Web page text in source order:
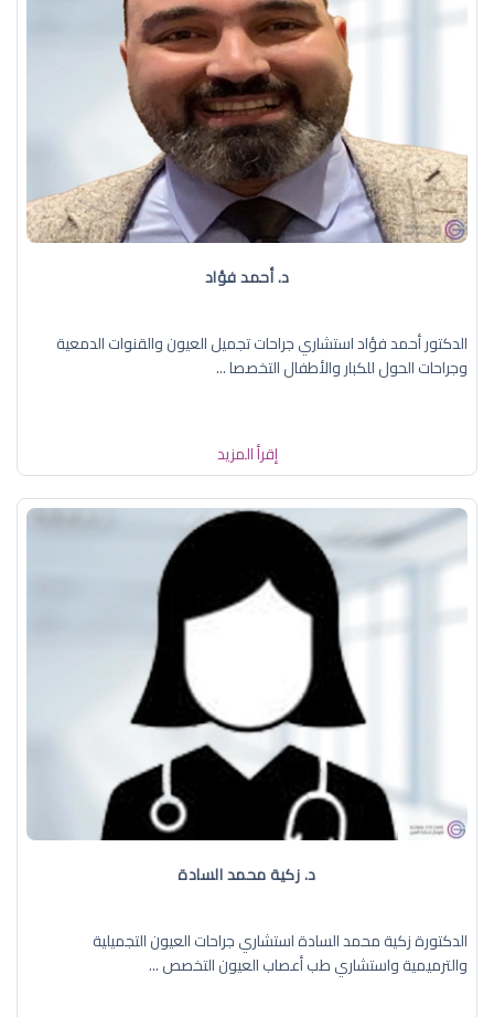
د. أحمد فؤاد
الدكتور أحمد فؤاد استشاري جراحات تجميل العيون والقنوات الدمعية
وجراحات الحول للكبار والأطفال التخصصا ...
إقرأ المزيد
د. زكية محمد السادة
الدكتورة زكية محمد السادة استشاري جراحات العيون التجميلية
والترميمية واستشاري طب أعصاب العيون التخصص ...